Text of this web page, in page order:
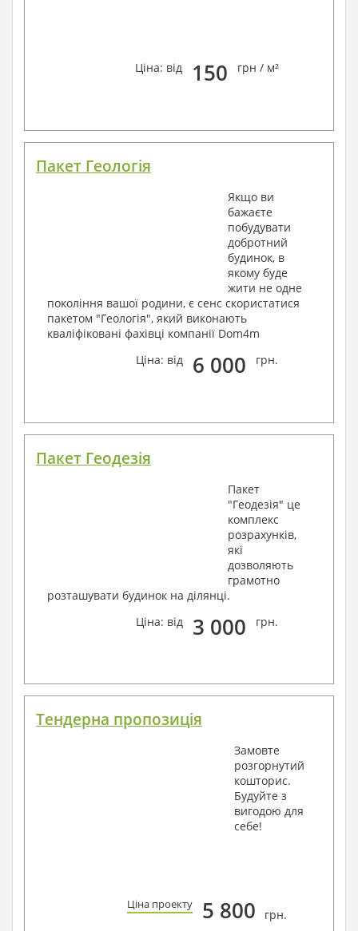
Ціна: від 150 грн / м²
Пакет Геологія
Якщо ви
бажаєте
побудувати
добротний
будинок, в
якому буде
жити не одне
покоління вашої родини, є сенс скористатися
пакетом "Геологія", який виконають
кваліфіковані фахівці компанії Dom4m
Ціна: від
6 000 грн.
Пакет Геодезія
Пакет
"Геодезія" це
комплекс
розрахунків,
які
дозволяють
грамотно
розташувати будинок на ділянці.
Ціна: від
3 000 грн.
Тендерна пропозиція
Замовте
розгорнутий
кошторис.
Будуйте з
вигодою для
себе!
Ціна проекту 5 800 грн.